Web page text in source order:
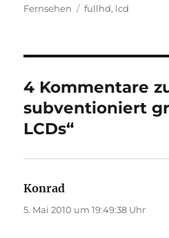
am
Fernsehen
Schlagwörter
fullhd, lcd
4 Kommentare
subventioniert
LCDs“
Konrad
5. Mai 2010 um 19:49:38 Uhr